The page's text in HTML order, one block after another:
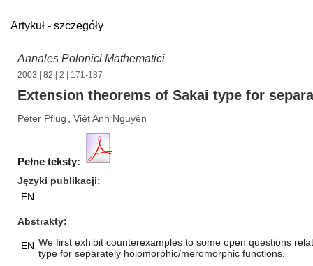
Artykuł - szczegóły
Annales Polonici Mathematici
2003 82 2 | 171-187
Extension theorems of Sakai type for
Peter Pflug Viêt Anh Nguyên
Pełne teksty:
Języki publikacji
EN
Abstrakty
EN We first exhibit counterexamples to some open questions
type for separately holomorphic/meromorphic functions.